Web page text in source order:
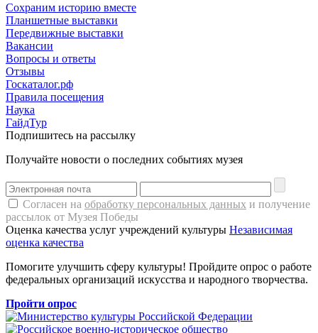
Сохраним историю вместе
Планшетные выставки
Передвижные выставки
Вакансии
Вопросы и ответы
Отзывы
Госкаталог.рф
Правила посещения
Наука
ГайдТур
Подпишитесь на рассылку
Получайте новости о последних событиях музея
Согласен на обработку персональных данных и получение
рассылок от Музея Победы
Оценка качества услуг учреждений культуры Независимая
оценка качества
Помогите улучшить сферу культуры! Пройдите опрос о работе
федеральных организаций искусства и народного творчества.
Пройти опрос